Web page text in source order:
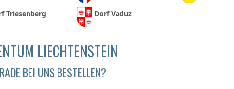
Triesenberg Dorf Vaduz
LIECHTENSTEIN
BEI UNS BESTELLEN?